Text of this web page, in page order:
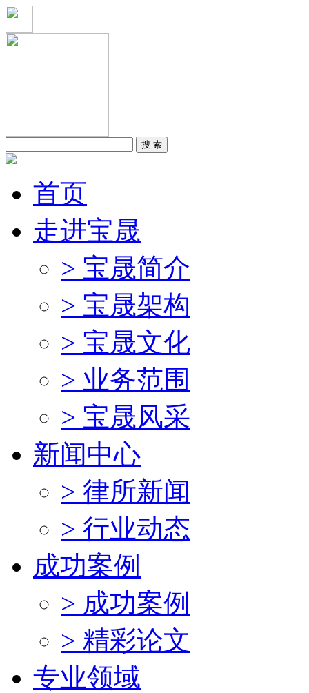
首页
走进宝晟
> 宝晟简介
> 宝晟架构
> 宝晟文化
> 业务范围
> 宝晟风采
新闻中心
> 律所新闻
> 行业动态
成功案例
> 成功案例
> 精彩论文
专业领域